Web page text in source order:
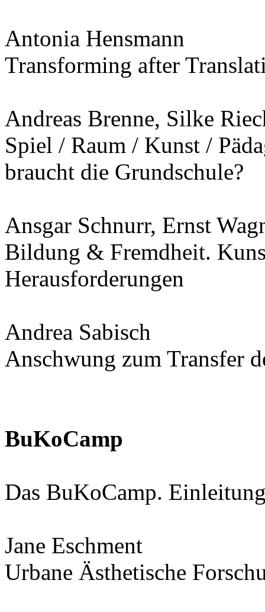
Antonia Hensmann
Transforming after
Andreas Brenne, Silke
Spiel / Raum / Kunst /
braucht die Grundschule?
Ansgar Schnurr, Ernst
Bildung & Fremdheit.
Herausforderungen
Andrea Sabisch
Anschwung zum Transfer
BuKoCamp
Das BuKoCamp.
Jane Eschment
Urbane Ästhetische